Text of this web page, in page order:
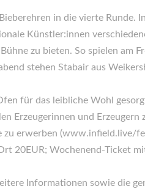
in die vierte Runde.
Künstler:innen
zu bieten. So spielen am
stehen Stabair aus
für das leibliche Wohl
Erzeugerinnen und Erzeugern
erwerben (www.infield.live/
20EUR; Wochenend-Ticket
Informationen sowie die